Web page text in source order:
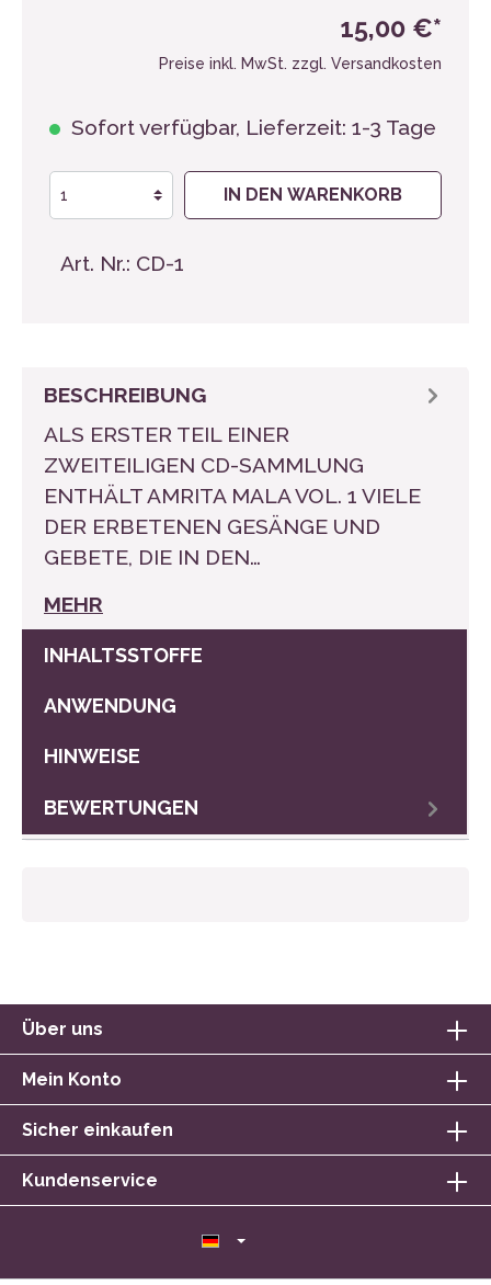
15,00 €*
Preise inkl. MwSt. zzgl. Versandkosten
Sofort verfügbar, Lieferzeit: 1-3 Tage
IN DEN WARENKORB
Art. Nr.: CD-1
BESCHREIBUNG
ALS ERSTER TEIL EINER
ZWEITEILIGEN CD-SAMMLUNG
ENTHÄLT AMRITA MALA VOL. 1 VIELE
DER ERBETENEN GESÄNGE UND
GEBETE, DIE IN DEN…
MEHR
BEWERTUNGEN
ANWENDUNG
INHALTSSTOFFE
HINWEISE
Über uns
Mein Konto
Sicher einkaufen
Kundenservice